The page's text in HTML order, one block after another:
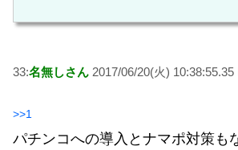
33:名無しさん 2017/06/20(火)
>>1
パチンコへの導入とナマポ対策も